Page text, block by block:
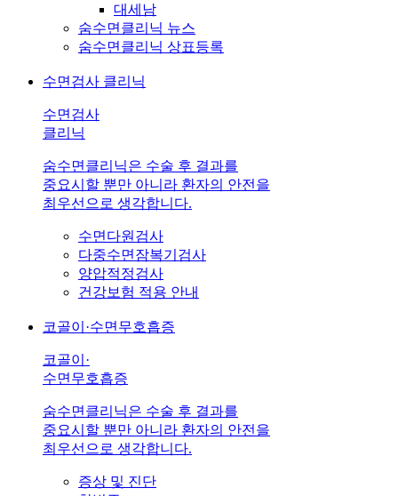
대세남
숨수면클리닉 뉴스
숨수면클리닉 상표등록
수면검사 클리닉
수면검사
클리닉
숨수면클리닉은 수술 후 결과를
중요시할 뿐만 아니라 환자의 안전을
최우선으로 생각합니다.
수면다원검사
다중수면잠복기검사
양압적정검사
건강보험 적용 안내
코골이·수면무호흡증
코골이·
수면무호흡증
숨수면클리닉은 수술 후 결과를
중요시할 뿐만 아니라 환자의 안전을
최우선으로 생각합니다.
증상 및 진단